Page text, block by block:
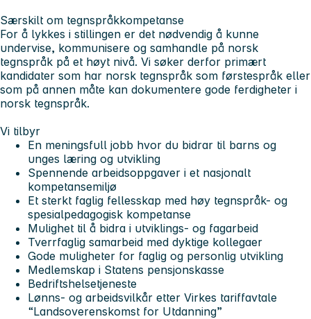
Særskilt om tegnspråkkompetanse
For å lykkes i stillingen er det nødvendig å kunne
undervise, kommunisere og samhandle på norsk
tegnspråk på et høyt nivå. Vi søker derfor primært
kandidater som har norsk tegnspråk som førstespråk eller
som på annen måte kan dokumentere gode ferdigheter i
norsk tegnspråk.
Vi tilbyr
En meningsfull jobb hvor du bidrar til barns og
unges læring og utvikling
Spennende arbeidsoppgaver i et nasjonalt
kompetansemiljø
Et sterkt faglig fellesskap med høy tegnspråk- og
spesialpedagogisk kompetanse
Mulighet til å bidra i utviklings- og fagarbeid
Tverrfaglig samarbeid med dyktige kollegaer
Gode muligheter for faglig og personlig utvikling
Medlemskap i Statens pensjonskasse
Bedriftshelsetjeneste
Lønns- og arbeidsvilkår etter Virkes tariffavtale
“Landsoverenskomst for Utdanning”